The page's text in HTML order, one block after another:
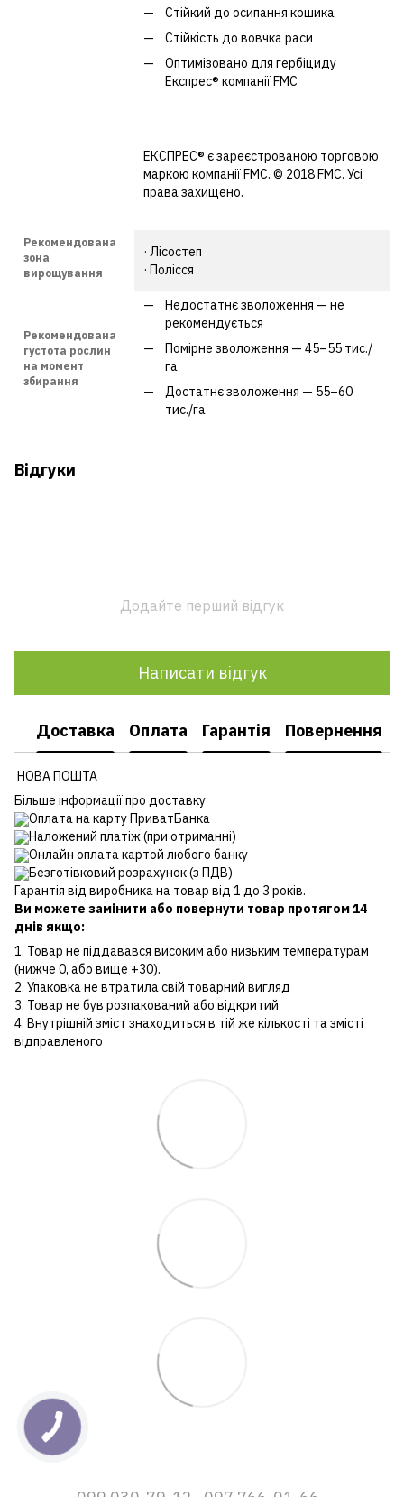
Стійкий до осипання кошика
Стійкість до вовчка раси
Оптимізовано для гербіциду
Експрес® компанії FMC
ЕКСПРЕС® є зареєстрованою торговою
маркою компанії FMC. © 2018 FMC. Усі
права захищено.
Рекомендована
зона
вирощування
· Лісостеп
· Полісся
Рекомендована
густота рослин
на момент
збирання
Недостатнє зволоження — не
рекомендується
Помірне зволоження — 45–55 тис./
га
Достатнє зволоження — 55–60
тис./га
Відгуки
Додайте перший відгук
Написати відгук
Доставка Оплата Гарантія Повернення
НОВА ПОШТА
Більше інформації про доставку
Оплата на карту ПриватБанка
Наложений платіж (при отриманні)
Онлайн оплата картой любого банку
Безготівковий розрахунок (з ПДВ)
Гарантія від виробника на товар від 1 до 3 років.
Ви можете замінити або повернути товар протягом 14
днів якщо:
1. Товар не піддавався високим або низьким температурам
(нижче 0, або вище +30).
2. Упаковка не втратила свій товарний вигляд
3. Товар не був розпакований або відкритий
4. Внутрішній зміст знаходиться в тій же кількості та змісті
відправленого